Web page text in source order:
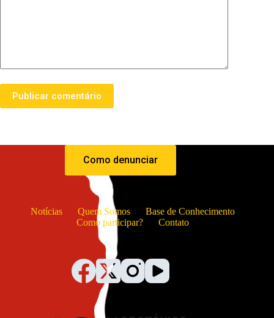
Publicar comentário
Como denunciar
Notícias Quem Somos
Base de Conhecimento
Como participar?
Contato